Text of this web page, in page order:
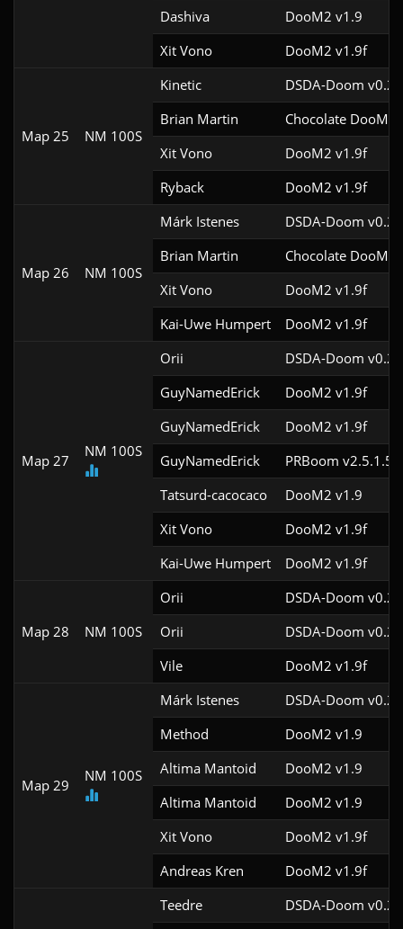
Dashiva
DooM2 v1.9
Xit Vono
DooM2 v1.9f
Map 25 NM 100S
Kinetic
DSDA-Doom
Brian Martin
Chocolate DooM
Xit Vono
DooM2 v1.9f
Ryback
DooM2 v1.9f
Map 26 NM 100S
Márk Istenes
DSDA-Doom
Brian Martin
Chocolate DooM
Xit Vono
DooM2 v1.9f
Kai-Uwe Humpert
DooM2 v1.9f
Map 27
NM 100S
Orii
DSDA-Doom
GuyNamedErick
DooM2 v1.9f
GuyNamedErick
DooM2 v1.9f
GuyNamedErick
PRBoom
Tatsurd-cacocaco
DooM2 v1.9
Xit Vono
DooM2 v1.9f
Kai-Uwe Humpert
DooM2 v1.9f
Map 28 NM 100S
Orii
DSDA-Doom
Orii
DSDA-Doom
Vile
DooM2 v1.9f
Map 29
NM 100S
Márk Istenes
DSDA-Doom
Method
DooM2 v1.9
Altima Mantoid
DooM2 v1.9
Altima Mantoid
DooM2 v1.9
Xit Vono
DooM2 v1.9f
Andreas Kren
DooM2 v1.9f
Teedre
DSDA-Doom